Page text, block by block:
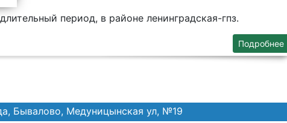
период, в районе ленинградская-гпз.
Подробнее
Бывалово, Медуницынская ул, №19